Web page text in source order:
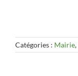
Catégories : Mairie,